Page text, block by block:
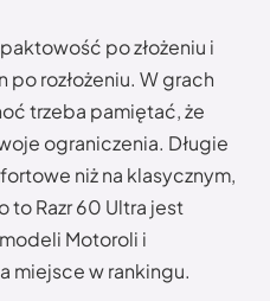
po złożeniu i
rozłożeniu. W grach
trzeba pamiętać, że
ograniczenia. Długie
niż na klasycznym,
to Razr 60 Ultra jest
Motoroli i
miejsce w rankingu.